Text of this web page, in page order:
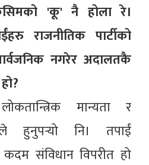
'कू' नै होला रे।
राजनीतिक पार्टीको
नगरेर अदालतकै
मान्यता र
हुनुपर्‍यो नि। तपाईं
कदम संविधान विपरीत हो